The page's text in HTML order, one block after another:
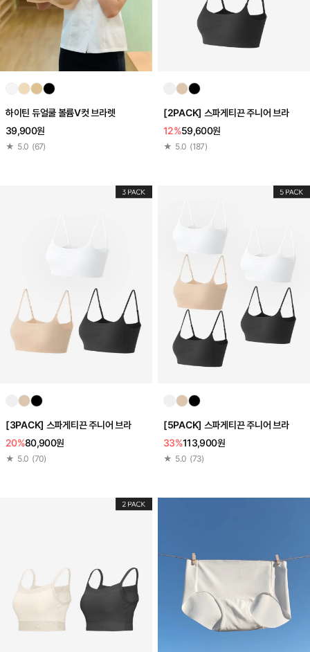
하이틴 듀얼쿨 볼륨V컷 브라렛
39,900원
★ 5.0 (67)
[2PACK] 스파게티끈 주니어 브라
12%59,600원
★ 5.0 (187)
[3PACK] 스파게티끈 주니어 브라
20%80,900원
★ 5.0 (70)
[5PACK] 스파게티끈 주니어 브라
33%113,900원
★ 5.0 (73)